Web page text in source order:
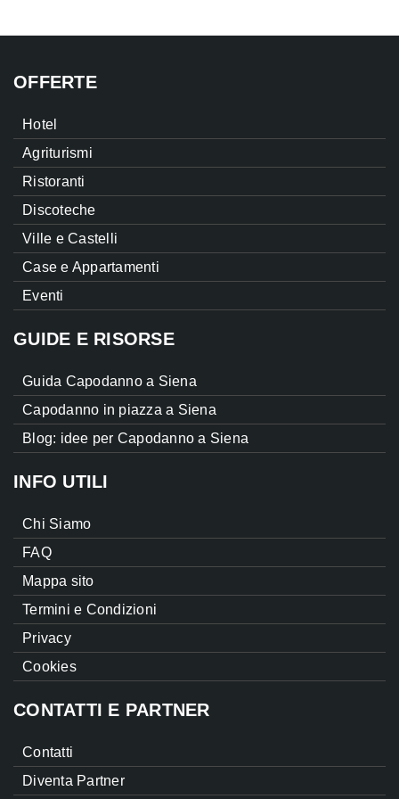
OFFERTE
Hotel
Agriturismi
Ristoranti
Discoteche
Ville e Castelli
Case e Appartamenti
Eventi
GUIDE E RISORSE
Guida Capodanno a Siena
Capodanno in piazza a Siena
Blog: idee per Capodanno a Siena
INFO UTILI
Chi Siamo
FAQ
Mappa sito
Termini e Condizioni
Privacy
Cookies
CONTATTI E PARTNER
Contatti
Diventa Partner